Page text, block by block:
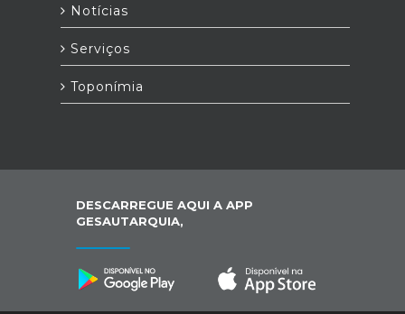
Notícias
Serviços
Toponímia
DESCARREGUE AQUI A APP
GESAUTARQUIA,